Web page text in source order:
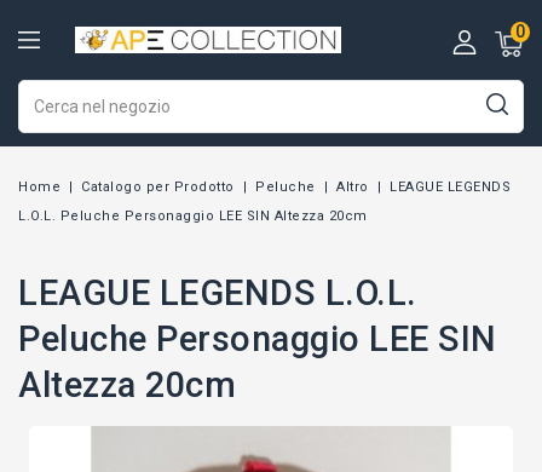
0
Home Catalogo per Prodotto Peluche Altro
LEAGUE LEGENDS
L.O.L. Peluche Personaggio LEE SIN Altezza 20cm
LEAGUE LEGENDS L.O.L.
Peluche Personaggio LEE SIN
Altezza 20cm